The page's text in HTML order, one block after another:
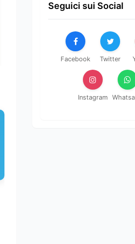
Seguici sui Social
Facebook Twitter
Instagram